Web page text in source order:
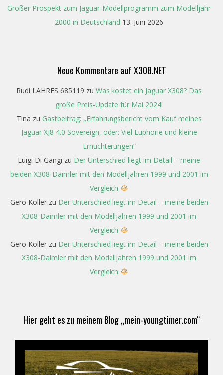
Großer Prospekt zum Jaguar-Modellprogramm zum Modelljahr
2000 in Deutschland 13. Juni 2026
Neue Kommentare auf X308.NET
Rudi LAHRES 685119 zu Was kostet ein Jaguar X308? Das
große Preis-Update für Mai 2024!
Tina zu Gastbeitrag: „Erfahrungsbericht vom Kauf meines
Jaguar XJ8 4.0 Sovereign, oder: Viel Euphorie und kleine
Ernüchterungen“
Luigi Di Gangi zu Der Unterschied liegt im Detail – meine
beiden X308-Daimler mit den Modelljahren 1999 und 2001 im
Vergleich
Gero Kollerzu Der Unterschied liegt im Detail – meine beiden
X308-Daimler mit den Modelljahren 1999 und 2001 im
Vergleich
Gero Kollerzu Der Unterschied liegt im Detail – meine beiden
X308-Daimler mit den Modelljahren 1999 und 2001 im
Vergleich
Hier geht es zu meinem Blog „mein-youngtimer.com“